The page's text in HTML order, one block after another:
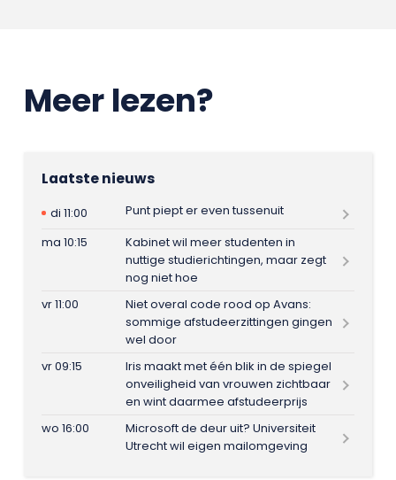
Meer lezen?
Laatste nieuws
di 11:00
Punt piept er even tussenuit
ma 10:15
Kabinet wil meer studenten in
nuttige studierichtingen, maar zegt
nog niet hoe
vr 11:00
Niet overal code rood op Avans:
sommige afstudeerzittingen gingen
wel door
vr 09:15
Iris maakt met één blik in de spiegel
onveiligheid van vrouwen zichtbaar
en wint daarmee afstudeerprijs
wo 16:00
Microsoft de deur uit? Universiteit
Utrecht wil eigen mailomgeving